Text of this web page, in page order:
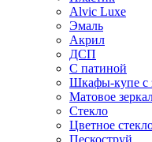
Alvic Luxe
Эмаль
Акрил
ДСП
С патиной
Шкафы-купе с
Матовое
Стекло
Цветное
Пескоструй